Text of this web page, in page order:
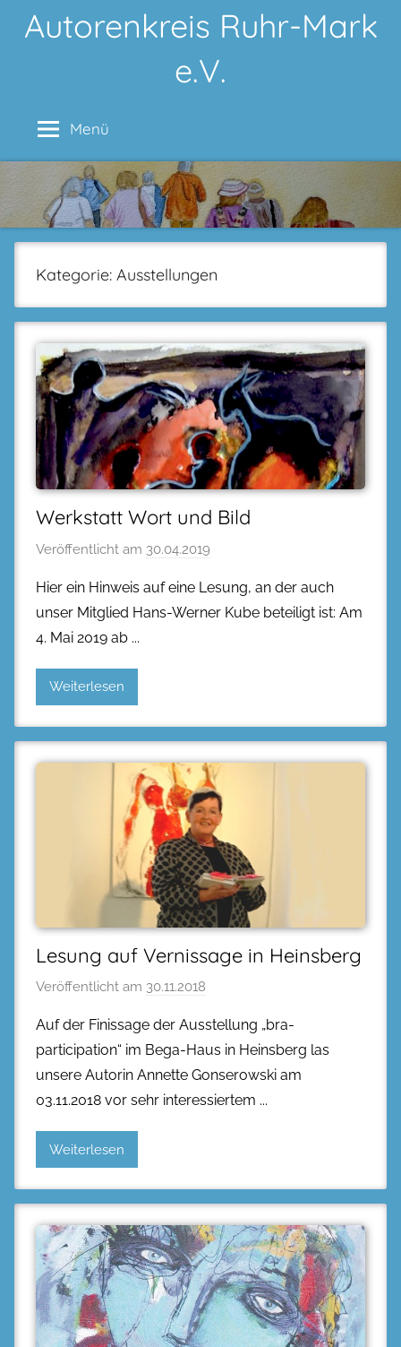
InhaltAutorenkreis Ruhr-Mark
e.V.
Menü
Kategorie: Ausstellungen
Werkstatt Wort und Bild
Veröffentlicht am 30.04.2019
Hier ein Hinweis auf eine Lesung, an der auch
unser Mitglied Hans-Werner Kube beteiligt ist: Am
4. Mai 2019 ab
Weiterlesen
Lesung auf Vernissage in Heinsberg
Veröffentlicht am 30.11.2018
Auf der Finissage der Ausstellung „bra-
participation“ im Bega-Haus in Heinsberg las
unsere Autorin Annette Gonserowski am
03.11.2018 vor sehr interessiertem
Weiterlesen